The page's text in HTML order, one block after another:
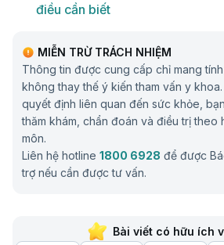
điều cần biết
MIỄN TRỪ TRÁCH NHIỆM
Thông tin được cung cấp chỉ mang
không thay thế ý kiến tham vấn y
quyết định liên quan đến sức khỏe,
thăm khám, chẩn đoán và điều trị theo
môn.
Liên hệ hotline 1800 6928 để được
trợ nếu cần được tư vấn.
Bài viết có hữu ích